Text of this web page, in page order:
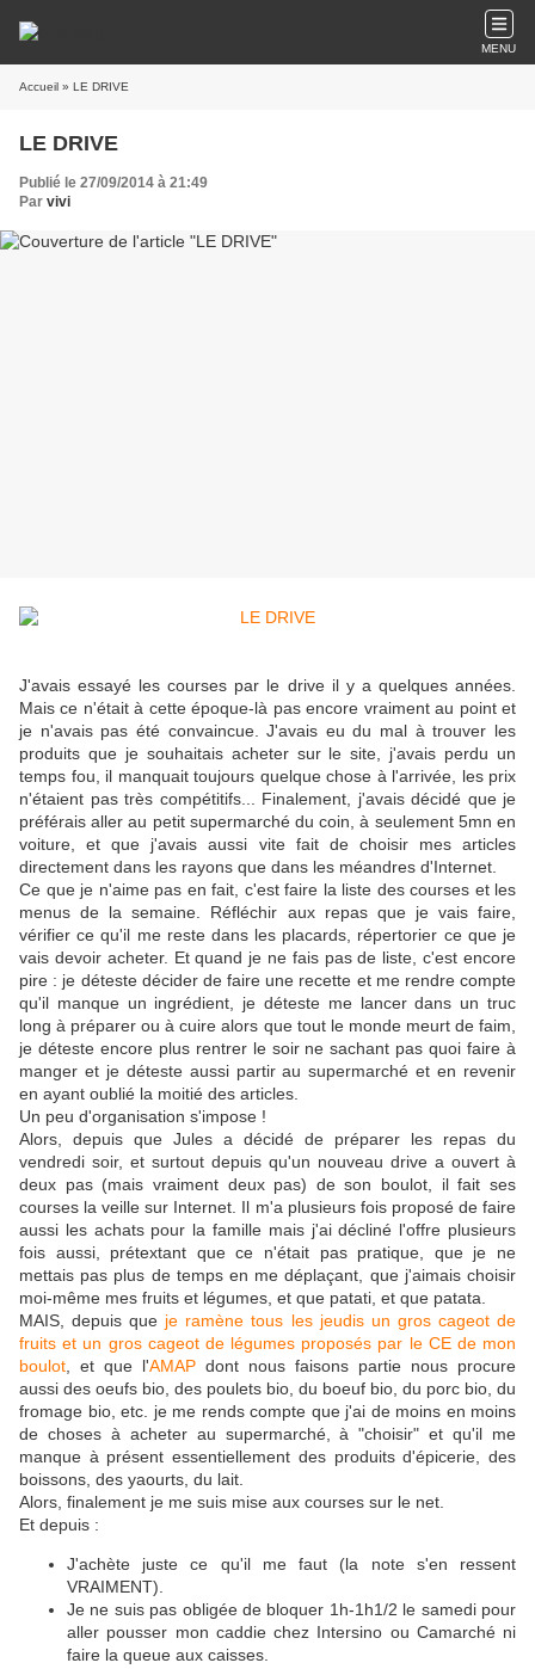
MENU
Accueil » LE DRIVE
LE DRIVE
Publié le 27/09/2014 à 21:49
Par vivi
J'avais essayé les courses par le drive il y a quelques années.
Mais ce n'était à cette époque-là pas encore vraiment au point et
je n'avais pas été convaincue. J'avais eu du mal à trouver les
produits que je souhaitais acheter sur le site, j'avais perdu un
temps fou, il manquait toujours quelque chose à l'arrivée, les prix
n'étaient pas très compétitifs... Finalement, j'avais décidé que je
préférais aller au petit supermarché du coin, à seulement 5mn en
voiture, et que j'avais aussi vite fait de choisir mes articles
directement dans les rayons que dans les méandres d'Internet.
Ce que je n'aime pas en fait, c'est faire la liste des courses et les
menus de la semaine. Réfléchir aux repas que je vais faire,
vérifier ce qu'il me reste dans les placards, répertorier ce que je
vais devoir acheter. Et quand je ne fais pas de liste, c'est encore
pire : je déteste décider de faire une recette et me rendre compte
qu'il manque un ingrédient, je déteste me lancer dans un truc
long à préparer ou à cuire alors que tout le monde meurt de faim,
je déteste encore plus rentrer le soir ne sachant pas quoi faire à
manger et je déteste aussi partir au supermarché et en revenir
en ayant oublié la moitié des articles.
Un peu d'organisation s'impose !
Alors, depuis que Jules a décidé de préparer les repas du
vendredi soir, et surtout depuis qu'un nouveau drive a ouvert à
deux pas (mais vraiment deux pas) de son boulot, il fait ses
courses la veille sur Internet. Il m'a plusieurs fois proposé de faire
aussi les achats pour la famille mais j'ai décliné l'offre plusieurs
fois aussi, prétextant que ce n'était pas pratique, que je ne
mettais pas plus de temps en me déplaçant, que j'aimais choisir
moi-même mes fruits et légumes, et que patati, et que patata.
MAIS, depuis que je ramène tous les jeudis un gros cageot de
fruits et un gros cageot de légumes proposés par le CE de mon
boulot , et que l'AMAP dont nous faisons partie nous procure
aussi des oeufs bio, des poulets bio, du boeuf bio, du porc bio, du
fromage bio, etc. je me rends compte que j'ai de moins en moins
de choses à acheter au supermarché, à "choisir" et qu'il me
manque à présent essentiellement des produits d'épicerie, des
boissons, des yaourts, du lait.
Alors, finalement je me suis mise aux courses sur le net.
Et depuis :
J'achète juste ce qu'il me faut (la note s'en ressent
VRAIMENT).
Je ne suis pas obligée de bloquer 1h-1h1/2 le samedi pour
aller pousser mon caddie chez Intersino ou Camarché ni
faire la queue aux caisses.